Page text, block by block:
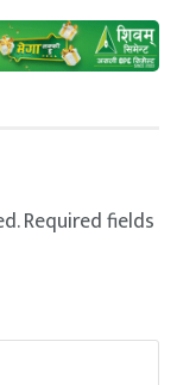
Required fields